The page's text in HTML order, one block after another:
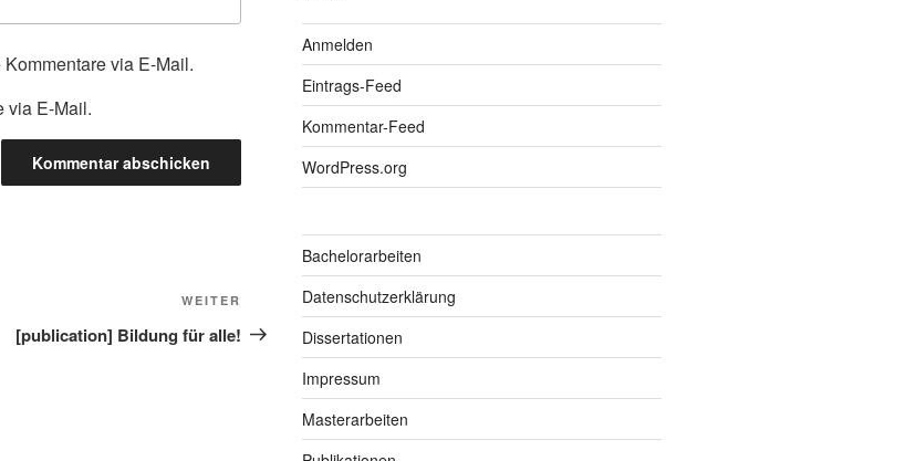
via E-Mail.
via E-Mail.
Nächster
Beitrag
WEITER
[publication] Bildung für alle!
Anmelden
Eintrags-Feed
Kommentar-Feed
WordPress.org
Bachelorarbeiten
Datenschutzerklärung
Dissertationen
Impressum
Masterarbeiten